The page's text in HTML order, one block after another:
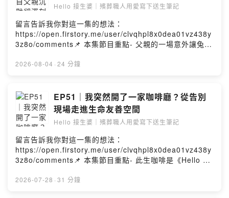
告別不只是送行，
願在生命的最後，
您我都能「不虛此生」，也「期待此生」。
上善法若水．弘願眾生心
📞 24H 禮儀服務專線｜02-25024444
🎧 Podcast 雙週二更新
✨ 官方連結｜
https://linktr.ee/hello_hungyuan
🌐 弘願禮儀｜
https://www.hung-yuan.com/
#Hello接生婆 #弘願禮儀 #生命教育Podcast #殯葬禮儀 #臨終關懷 #悲
傷陪伴 #免費殯葬 #告別式規劃 #高齡社會 #安寧照護
Hello 接生婆｜殯葬職人用愛寫下送生筆記
留言告訴我你對這一集的想法：
https://open.firstory.me/user/clvqhpl8x0dea01vz438y
3z8o/comments📌 本集節目重點- 父親的一場意外讓兔爸
相處的每個時刻- 上一代父親不擅長說愛卻把牽掛藏在嚴厲
愛Hello 接生婆｜殯葬職人用愛寫下送生筆記頻道簡介：這
裡是一個溫暖且療癒的暢談空間，將不設限地與您分享生
死議題、專業知識、產業現況、時事資訊。願在生命的最
後，您我都能 『不虛此生』 也 『期待此生』。弘願禮儀
｜殯葬禮儀服務｜Hello 接生婆｜Podcast禮儀諮詢｜臨終
關懷｜免費殯葬｜客製化告別式上善法若水．弘願眾生
心．滴入今生尾．串連來世緣📞 24H服務專線：02-
25024444🎧 Podcast 雙週二更新 & 主題式更新✨ 官方
社群： linktr.ee/hello_hungyuan-本節目由【弘願禮儀服
2026-08-04 · 24 分鐘
EP51｜我突然開了一家咖啡廳？從告別
現場走進生命友善空間
Hello 接生婆｜殯葬職人用愛寫下送生筆記
留言告訴我你對這一集的想法：
https://open.firstory.me/user/clvqhpl8x0dea01vz438y
3z8o/comments📌 本集節目重點- 此生咖啡是《Hello 接
留在此生，提醒我們珍惜每一次相遇與陪伴- 從陪伴告別到
2026-07-28 · 31 分鐘